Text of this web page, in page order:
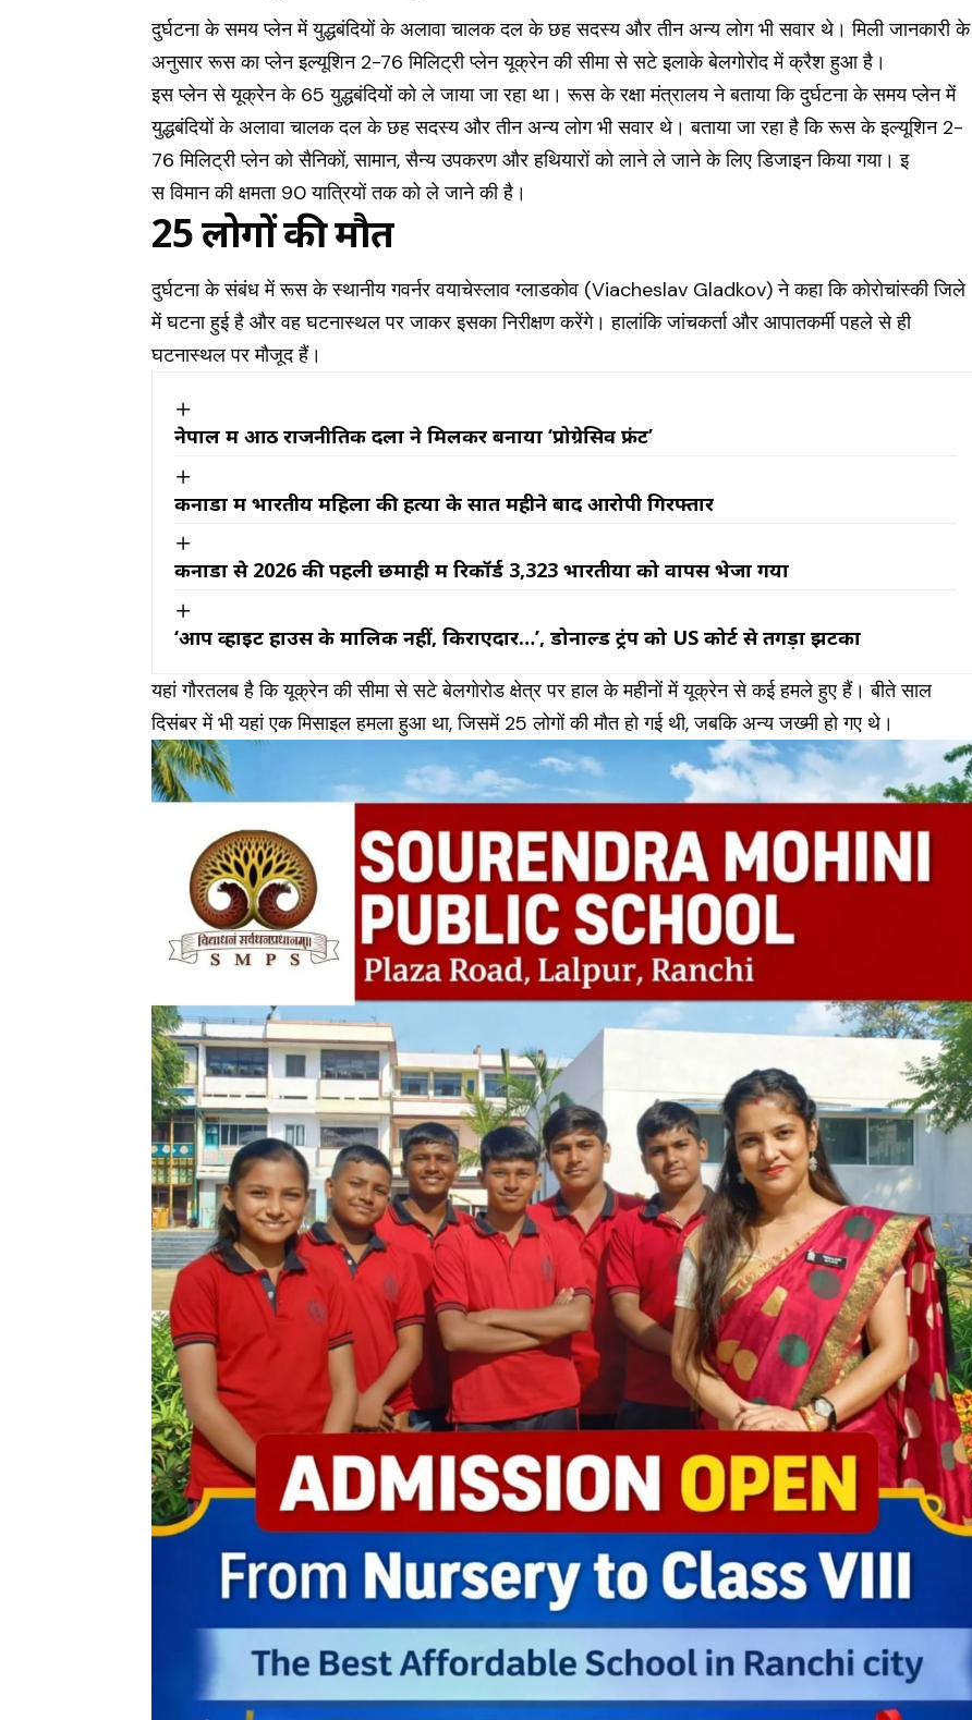
दुर्घटना के समय प्लेन में युद्धबंदियों के अलावा चालक दल के छह सदस्य और तीन अन्य लोग भी सवार थे। ‎मिली जानकारी के
अनुसार रूस का प्लेन इल्यूशिन 2-76 मिलिट्री प्लेन यूक्रेन की सीमा से सटे इलाके बेलगोरोद में क्रैश हुआ है।
इस प्लेन से यूक्रेन के 65 युद्धबंदियों को ले जाया जा रहा था। रूस के रक्षा मंत्रालय ने बताया ‎कि दुर्घटना के समय प्लेन में
युद्धबंदियों के अलावा चालक दल के छह सदस्य और तीन अन्य लोग भी सवार थे। बताया जा रहा है ‎कि रूस के इल्यूशिन 2-
76 मिलिट्री प्लेन को सैनिकों, सामान, सैन्य उपकरण और हथियारों को लाने ले जाने के लिए डिजाइन किया गया। इ
स विमान की क्षमता 90 यात्रियों तक को ले जाने की है।
25 लोगों की मौत
दुर्घटना के संबंध में रूस के स्थानीय गवर्नर वयाचेस्लाव ग्लाडकोव (Viacheslav Gladkov) ने कहा कि कोरोचांस्की जिले
में घटना हुई है और वह घटनास्थल पर जाकर इसका निरीक्षण करेंगे। हालां‎कि जांचकर्ता और आपातकर्मी पहले से ही
घटनास्थल पर मौजूद हैं।
नेपाल में आठ राजनीतिक दलों ने मिलकर बनाया ‘प्रोग्रेसिव फ्रंट’
कनाडा में भारतीय महिला की हत्या के सात महीने बाद आरोपी गिरफ्तार
कनाडा से 2026 की पहली छमाही में रिकॉर्ड 3,323 भारतीयों को वापस भेजा गया
‘आप व्हाइट हाउस के मालिक नहीं, किराएदार…’, डोनाल्ड ट्रंप को US कोर्ट से तगड़ा झटका
यहां गौरतलब है कि यूक्रेन की सीमा से सटे बेलगोरोड क्षेत्र पर हाल के महीनों में यूक्रेन से कई हमले हुए हैं। बीते साल
दिसंबर में भी यहां एक मिसाइल हमला हुआ था, जिसमें 25 लोगों की मौत हो गई थी, जब‎कि अन्य जख्मी हो गए थे।